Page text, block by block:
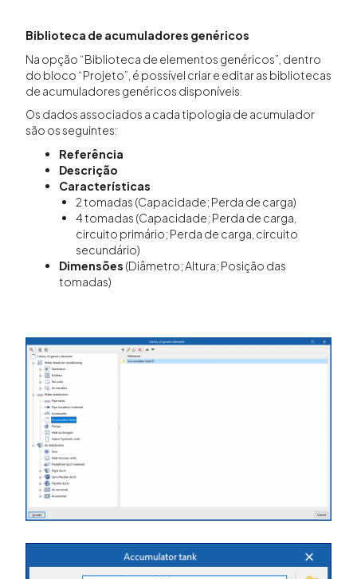
Biblioteca de acumuladores genéricos
Na opção “Biblioteca de elementos genéricos”, dentro
do bloco “Projeto”, é possível criar e editar as bibliotecas
de acumuladores genéricos disponíveis.
Os dados associados a cada tipologia de acumulador
são os seguintes:
Referência
Descrição
Características
2 tomadas (Capacidade; Perda de carga)
4 tomadas (Capacidade; Perda de carga,
circuito primário; Perda de carga, circuito
secundário)
Dimensões (Diâmetro; Altura; Posição das
tomadas)